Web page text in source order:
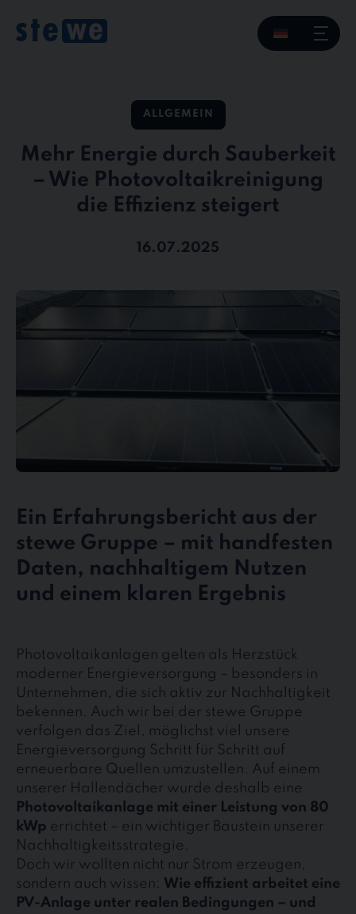
content
ALLGEMEIN
Mehr Energie durch Sauberkeit
– Wie Photovoltaikreinigung
die Effizienz steigert
16.07.2025
Ein Erfahrungsbericht aus der
stewe Gruppe – mit handfesten
Daten, nachhaltigem Nutzen
und einem klaren Ergebnis
Photovoltaikanlagen gelten als Herzstück
moderner Energieversorgung – besonders in
Unternehmen, die sich aktiv zur Nachhaltigkeit
bekennen. Auch wir bei der stewe Gruppe
verfolgen das Ziel, möglichst viel unsere
Energieversorgung Schritt für Schritt auf
erneuerbare Quellen umzustellen. Auf einem
unserer Hallendächer wurde deshalb eine
Photovoltaikanlage mit einer Leistung von 80
kWp errichtet – ein wichtiger Baustein unserer
Nachhaltigkeitsstrategie.
Doch wir wollten nicht nur Strom erzeugen,
sondern auch wissen: Wie effizient arbeitet eine
PV-Anlage unter realen Bedingungen – und